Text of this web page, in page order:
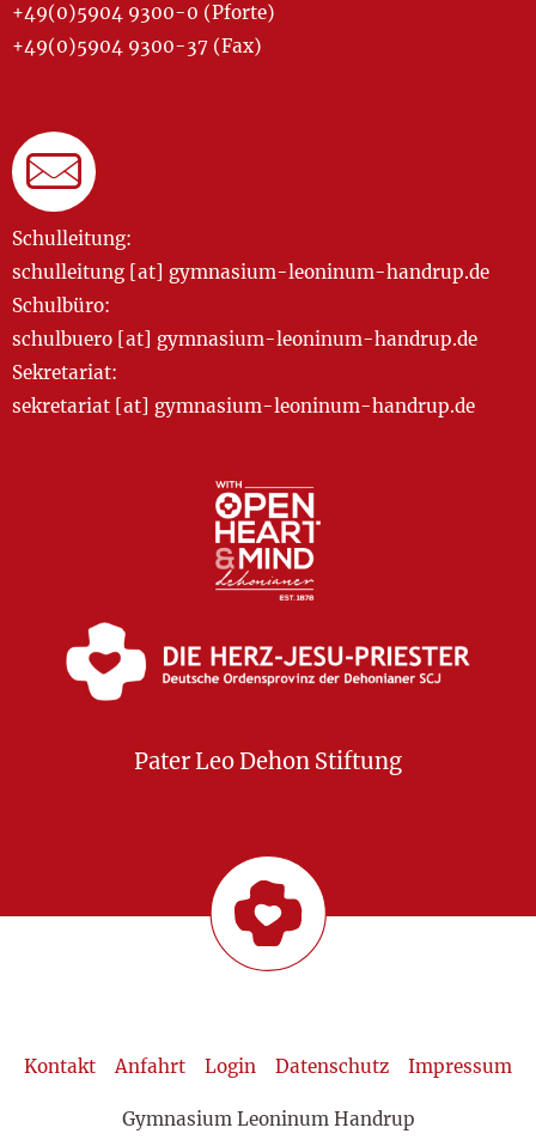
+49(0)5904 9300-0 (Pforte)
+49(0)5904 9300-37 (Fax)
Schulleitung:
schulleitung [at] gymnasium-leoninum-handrup.de
Schulbüro:
schulbuero [at] gymnasium-leoninum-handrup.de
Sekretariat:
sekretariat [at] gymnasium-leoninum-handrup.de
Pater Leo Dehon Stiftung
Kontakt Anfahrt Login Datenschutz Impressum
Gymnasium Leoninum Handrup